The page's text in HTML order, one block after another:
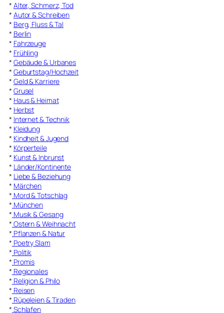
* Alter, Schmerz, Tod
* Autor & Schreiben
* Berg, Fluss & Tal
* Berlin
* Fahrzeuge
* Frühling
* Gebäude & Urbanes
* Geburtstag/Hochzeit
* Geld & Karriere
* Grusel
* Haus & Heimat
* Herbst
* Internet & Technik
* Kleidung
* Kindheit & Jugend
* Körperteile
* Kunst & Inbrunst
* Länder/Kontinente
* Liebe & Beziehung
* Märchen
* Mord & Totschlag
* München
* Musik & Gesang
* Ostern & Weihnacht
* Pflanzen & Natur
* Poetry Slam
* Politik
* Promis
* Regionales
* Religion & Philo
* Reisen
* Rüpeleien & Tiraden
* Schlafen